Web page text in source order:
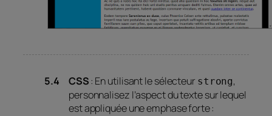
CSS: En utilisant le sélecteur strong,
personnalisez l’aspect du texte sur lequel
est appliquée une emphase forte :